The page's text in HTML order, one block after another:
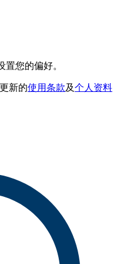
置您的偏好。
新的使用条款及个人资料